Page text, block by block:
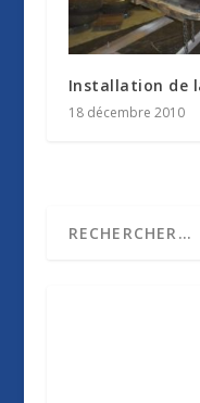
Installation de
18 décembre 2010